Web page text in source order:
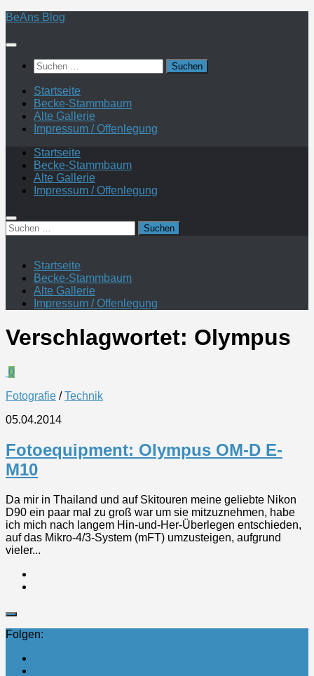
Zum
springen
BeAns Blog
Suchen
nach:
Startseite
Becke-Stammbaum
Alte Gallerie
Impressum / Offenlegung
Startseite
Becke-Stammbaum
Alte Gallerie
Impressum / Offenlegung
Suchen
nach:
Startseite
Becke-Stammbaum
Alte Gallerie
Impressum / Offenlegung
Verschlagwortet: Olympus
0
Fotografie /Technik
05.04.2014
Fotoequipment: Olympus OM-D E-
M10
Da mir in Thailand und auf Skitouren meine geliebte Nikon
D90 ein paar mal zu groß war um sie mitzuznehmen, habe
ich mich nach langem Hin-und-Her-Überlegen entschieden,
auf das Mikro-4/3-System (mFT) umzusteigen, aufgrund
vieler...
Folgen: